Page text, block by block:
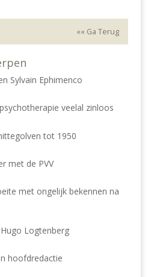
«« Ga Terug
Sylvain Ephimenco
veelal zinloos
tot 1950
met de PVV
met ongelijk bekennen na
Logtenberg
hoofdredactie